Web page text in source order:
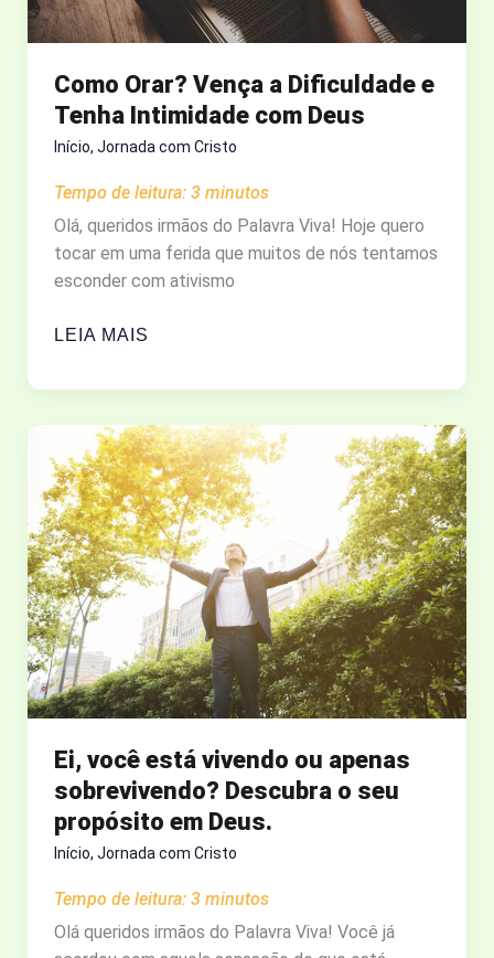
CONTAM?
Como Orar? Vença a Dificuldade e
Tenha Intimidade com Deus
Início, Jornada com Cristo
Tempo de leitura: 3 minutos
Olá, queridos irmãos do Palavra Viva! Hoje quero
tocar em uma ferida que muitos de nós tentamos
esconder com ativismo
COMO
VENÇA
DIFICULDADE
E
TENHA
INTIMIDADE
COM
DEUS
LEIA MAIS
Ei, você está vivendo ou apenas
sobrevivendo? Descubra o seu
propósito em Deus.
Início, Jornada com Cristo
Tempo de leitura: 3 minutos
Olá queridos irmãos do Palavra Viva! Você já